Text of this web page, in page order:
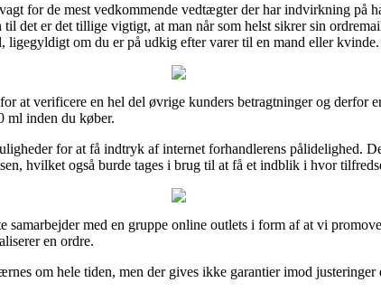
for de mest vedkommende vedtægter der har indvirkning på
det er det tillige vigtigt, at man når som helst sikrer sin
om du er på udkig efter varer til en mand eller kvinde.
at verificere en hel del øvrige kunders betragtninger og derfor
ml inden du køber.
for at få indtryk af internet forhandlerens pålidelighed.
hvilket også burde tages i brug til at få et indblik i hvor
samarbejder med en gruppe online outlets i form af at vi
en ordre.
om hele tiden, men der gives ikke garantier imod